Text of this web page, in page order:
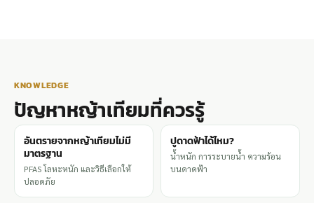
KNOWLEDGE
ปัญหาหญ้าเทียมที่ควรรู้
อันตรายจากหญ้าเทียมไม่มี
มาตรฐาน
PFAS โลหะหนัก และวิธีเลือกให้
ปลอดภัย
ปูดาดฟ้าได้ไหม?
น้ำหนัก การระบายน้ำ ความร้อน
บนดาดฟ้า